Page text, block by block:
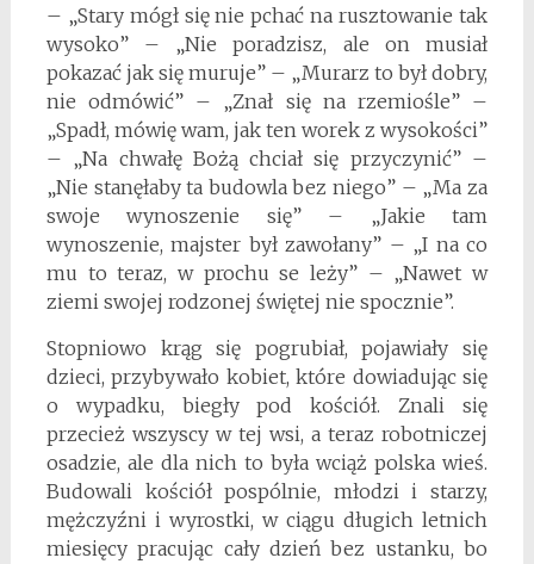
– „Stary mógł się nie pchać na rusztowanie tak
wysoko” – „Nie poradzisz, ale on musiał
pokazać jak się muruje” – „Murarz to był dobry,
nie odmówić” – „Znał się na rzemiośle” –
„Spadł, mówię wam, jak ten worek z wysokości”
– „Na chwałę Bożą chciał się przyczynić” –
„Nie stanęłaby ta budowla bez niego” – „Ma za
swoje wynoszenie się” – „Jakie tam
wynoszenie, majster był zawołany” – „I na co
mu to teraz, w prochu se leży” – „Nawet w
ziemi swojej rodzonej świętej nie spocznie”.
Stopniowo krąg się pogrubiał, pojawiały się
dzieci, przybywało kobiet, które dowiadując się
o wypadku, biegły pod kościół. Znali się
przecież wszyscy w tej wsi, a teraz robotniczej
osadzie, ale dla nich to była wciąż polska wieś.
Budowali kościół pospólnie, młodzi i starzy,
mężczyźni i wyrostki, w ciągu długich letnich
miesięcy pracując cały dzień bez ustanku, bo